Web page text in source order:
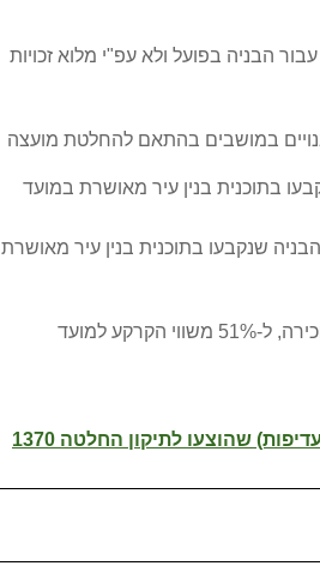
הבניה בפועל ולא עפ"י מלוא זכויות
להחכרת מגרשי מגורים בנויים במושבים בהתאם להחלטת מועצה
בתוכנית בנין עיר מאושרת במועד
שנקבעו בתוכנית בנין עיר מאושרת
הפער בין התשלום ששולם בפועל בגין רכישת הזכויות שנקבעו בחוזה החכירה, ל-51% משווי הקרקע למועד
להלן טבלה המציגה את ההצעות לשינויים בתשלומים הנדרשים בהעברת בעלות על מגרשי מגורים (באזורים שאינם אזורי עדיפות) שהוצעו לתיקון החלטה 1370